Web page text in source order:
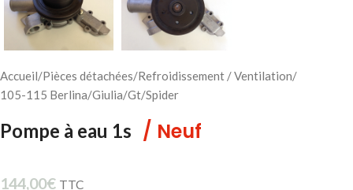
Accueil/Pièces détachées/Refroidissement / Ventilation/
105-115 Berlina/Giulia/Gt/Spider
Pompe à eau 1s / Neuf
144,00€ TTC